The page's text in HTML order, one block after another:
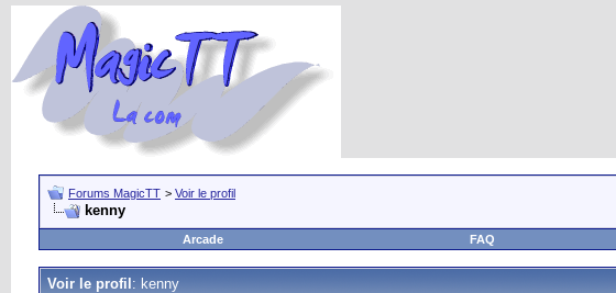
Forums MagicTT > Voir le profil
kenny
Arcade
FAQ
Voir le profil : kenny